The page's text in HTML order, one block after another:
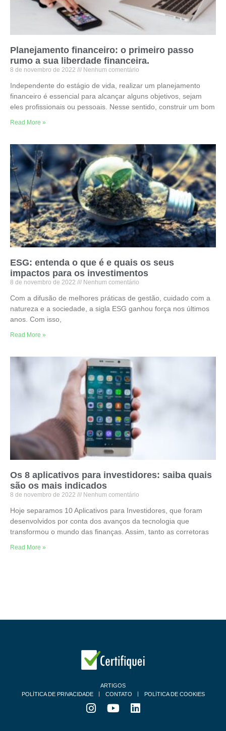
Planejamento financeiro: o primeiro passo
rumo a sua liberdade financeira.
8 de novembro de 2022 Nenhum comentário
Independente do estágio de vida, realizar um planejamento
financeiro é essencial para alcançar alguns objetivos, sejam
eles profissionais ou pessoais. Nesse sentido, construir um bom
Read More »
ESG: entenda o que é e quais os seus
impactos para os investimentos
8 de novembro de 2022 Nenhum comentário
Com a difusão de melhores práticas de gestão, cuidado com a
natureza e a sociedade, a sigla ESG ganhou força nos últimos
anos. Com isso,
Read More »
Os 8 aplicativos para investidores: saiba quais
são os mais indicados
8 de novembro de 2022 Nenhum comentário
Hoje separamos 10 Aplicativos para Investidores, que foram
desenvolvidos por conta dos avanços da tecnologia que
transformou o mundo das finanças. Assim, tanto as corretoras
Read More »
ARTIGOS
POLÍTICA DE PRIVACIDADE
CONTATO POLÍTICA DE COOKIES